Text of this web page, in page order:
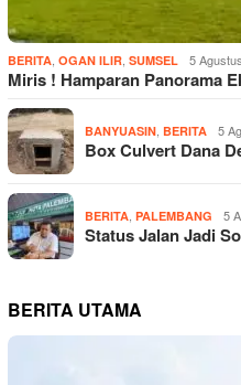
BERITA OGAN ILIR SUMSEL 5
Miris ! Hamparan Panorama
BANYUASIN BERITA 5
Box Culvert Dana
BERITA PALEMBANG 5
Status Jalan Jadi
BERITA UTAMA